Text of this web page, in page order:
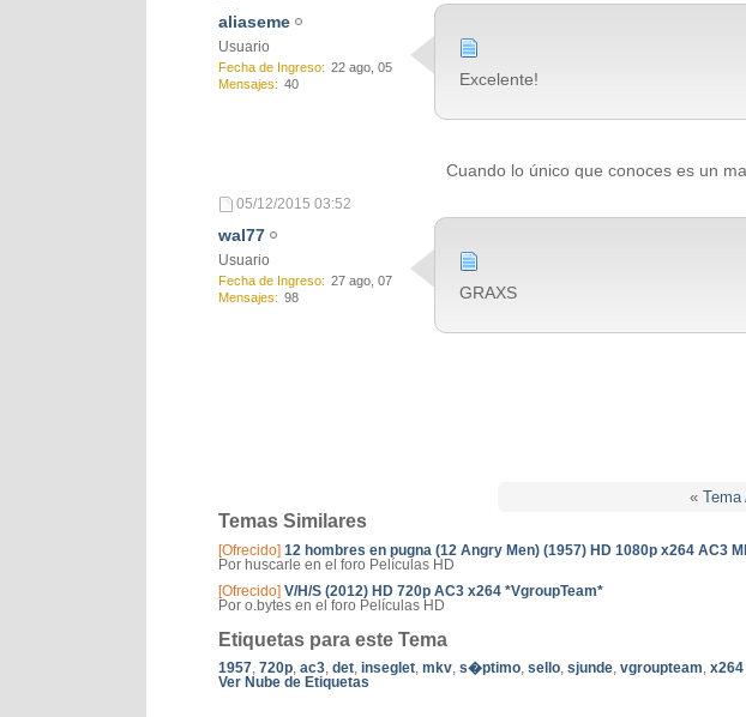
aliaseme
Usuario
Fecha de Ingreso
22 ago, 05
Mensajes
40 Excelente!
Cuando lo único que conoces es un
05/12/2015 03:52
wal77
Usuario
Fecha de Ingreso
27 ago, 07
Mensajes
98 GRAXS
« Tema
Temas Similares
[Ofrecido] 12 hombres en pugna (12 Angry Men) (1957) HD 1080p x264 AC3
Por huscarle en el foro Películas HD
[Ofrecido] V/H/S (2012) HD 720p AC3 x264 *VgroupTeam*
Por o.bytes en el foro Películas HD
Etiquetas para este Tema
1957, 720p, ac3, det, inseglet, mkv, s�ptimo, sello, sjunde, vgroupteam, x264
Ver Nube de Etiquetas